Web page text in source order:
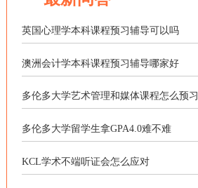
英国心理学本科课程预习辅导可以吗
澳洲会计学本科课程预习辅导哪家好
多伦多大学艺术管理和媒体课程怎么预
多伦多大学留学生拿GPA4.0难不难
KCL学术不端听证会怎么应对